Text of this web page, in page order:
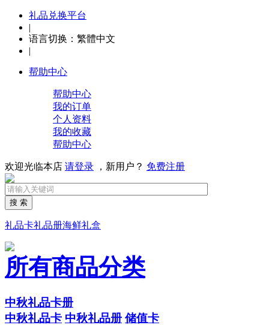
礼品兑换平台
|
语言切换： 繁體中文
|
帮助中心
帮助中心
我的订单
个人资料
我的收藏
帮助中心
欢迎光临本店 请登录 ，新用户？ 免费注册
搜 索
礼品卡礼品册海鲜礼盒
所有商品分类
中秋礼品卡册
中秋礼品卡 中秋礼品册 储值卡